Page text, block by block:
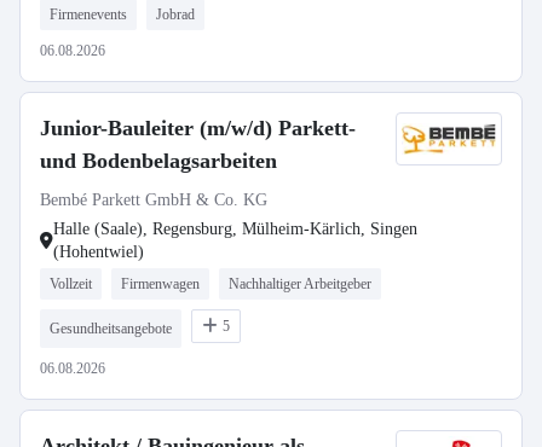
Firmenevents Jobrad
06.08.2026
Junior-Bauleiter (m/w/d) Parkett-
und Bodenbelagsarbeiten
Bembé Parkett GmbH & Co. KG
Halle (Saale), Regensburg, Mülheim-Kärlich, Singen
(Hohentwiel)
Vollzeit Firmenwagen Nachhaltiger Arbeitgeber
Gesundheitsangebote 5
06.08.2026